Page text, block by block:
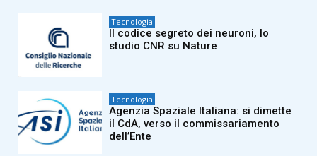
Tecnologia
Il codice segreto dei neuroni, lo
studio CNR su Nature
Tecnologia
Agenzia Spaziale Italiana: si dimette
il CdA, verso il commissariamento
dell’Ente